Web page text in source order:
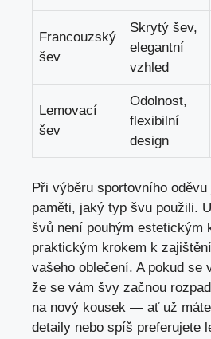
Francouzský
šev
Skrytý šev,
elegantní
vzhled
Lemovací
šev
Odolnost,
flexibilní
design
Při výběru sportovního
paměti, jaký typ švu použili.
švů není pouhým estetickým
praktickým krokem k
vašeho oblečení. A pokud se
že se vám švy začnou
na nový kousek — ať už
detaily nebo spíš preferujete